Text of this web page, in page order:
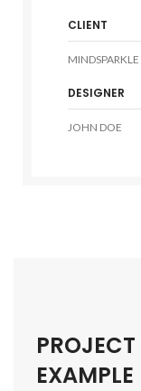
CLIENT
DESIGNER
JOHN DOE
EXAMPLE